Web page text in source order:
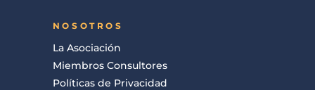
NOSOTROS
La Asociación
Miembros Consultores
Políticas de Privacidad